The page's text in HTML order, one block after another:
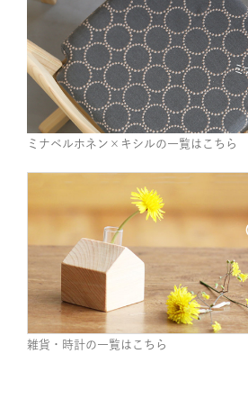
ミナペルホネン×キシルの一覧はこちら
雑貨・時計の一覧はこちら